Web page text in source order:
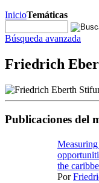
InicioTemáticas
Búsqueda avanzada
Friedrich
Publicaciones del
the
Por